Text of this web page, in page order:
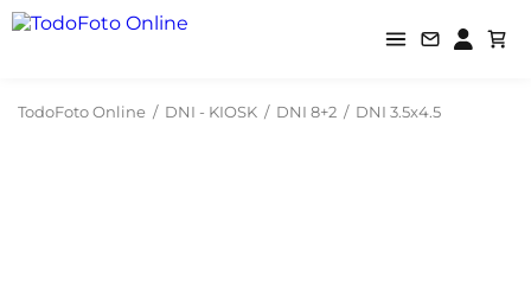
TodoFoto Online / DNI - KIOSK / DNI 8+2 / DNI 3.5x4.5